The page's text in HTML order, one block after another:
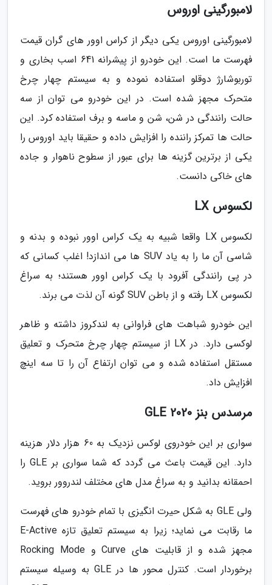
لامبورگینی اوروس
لامبورگینی اوروس یکی دیگر از کراس اوور های گران قیمت
فهرست ما است. این خودرو از پیشرانه 641 اسب بخاری و
توربوشارژ دوقلو استفاده نموده و به سیستم چهار چرخ
متحرک مجهز شده است. در این خودرو می توان از سه
حالت رانندگی در شن، شن و ماسه و برف استفاده کرد. این
حالت ها تمرکز راننده را افزایش داده و حقیقا باید اوروس را
یکی از برترین گزینه ها برای عبور از سطوح ناهوار و جاده
های خاکی دانست.
لکسوس LX
لکسوس LX واقعا شبیه به یک کراس اوور نبوده و بدنه و
شاسی آن ما را به یاد SUV ها می اندازد! اغلب کسانی که
در پی رانندگی آفرود با یک کراس اوور هستند؛ به سراغ
لکسوس LX رفته و از باطن SUV گونه آن لذت می برند.
این خودرو شباهت های فراوانی به لندکروز داشته و ظاهر
لوکسی دارد. در LX از سیستم چهار چرخ متحرک و تعلیق
مستقل استفاده شده و می توان ارتفاع آن را تا سه اینچ
افزایش داد.
مرسدس بنز GLE 2020
سواری بر این خودروی لوکس نزدیک به 60 هزار دلار هزینه
دارد. این قیمت باعث می گردد که شما سواری بر GLE را
احمقانه بدانید و به سراغ مدل های مختلف لندروور بروید.
ولی GLE به شکل حیرت انگیزی با تمام خودرو های فهرست
ما رقابت می نماید؛ زیرا به سیستم تعلیق تازه E-Active
مجهز شده و از قابلیت های Curve و Rocking Mode
برخوردار است. کنترل محور ها در GLE به وسیله سیستم